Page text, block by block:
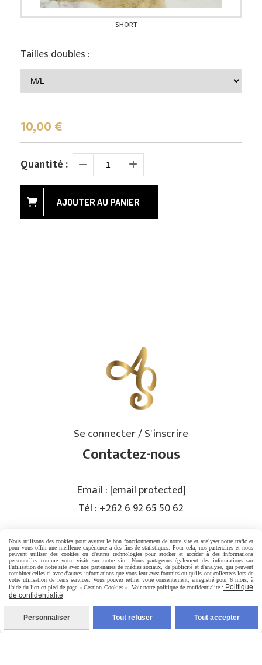
SHORT
Tailles doubles :
10,00€
Quantité :
AJOUTER AU PANIER
Se connecter / S'inscrire
Contactez-nous
Email : [email protected]
Tél : +262 6 92 65 50 62
PRISE DE RENDEZ-VOUS
Rejoignez-nous
Nous utilisons des cookies pour assurer le bon fonctionnement de notre site et analyser notre trafic et
pour vous offrir une meilleure expérience à des fins de statistiques. Pour cela, nos partenaires et nous
peuvent utiliser des cookies ou d'autres technologies pour stocker et accéder à des informations
personnelles comme votre visite sur notre site. Nous partageons également des informations sur
l'utilisation de notre site avec nos partenaires de médias sociaux, de publicité et d'analyse, qui peuvent
combiner celles-ci avec d'autres informations que vous leur avez fournies ou qu'ils ont collectées lors de
votre utilisation de leurs services. Vous pouvez retirer votre consentement, enregistré pour 6 mois, à
l'aide du lien en pied de page « Gestion Cookies ». Voir notre politique de confidentialité : Politique
de confidentialité
Personnaliser Tout refuser Tout accepter